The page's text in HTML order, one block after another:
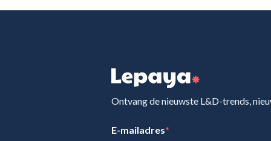
Ontvang de nieuwste L&D-trends,
E-mailadres*